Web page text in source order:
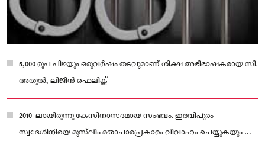
5,000 രൂപ പിഴയും ഒരുവർഷം തടവുമാണ് ശിക്ഷ അഭിഭാഷകരായ സി.
അതുൽ, ലിജിൻ ഫെലിക്സ്
2010-ലായിരുന്നു കേസിനാസദമായ സംഭവം. ഇരവിപുരം
സ്വദേശിനിയെ മുസ്‌ലിം മതാചാരപ്രകാരം വിവാഹം ചെയ്യുകയും ഈ